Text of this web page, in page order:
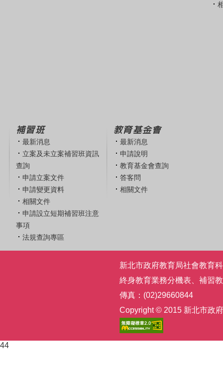
補習班
最新消息
立案及未立案補習班資訊
查詢
申請立案文件
申請變更資料
相關文件
申請設立短期補習班注意
事項
法規查詢專區
教育基金會
最新消息
申請說明
教育基金會查詢
答客問
相關文件
新北市政府教育局社會教育
終身教育業務分機表
補習
傳真：(02)29660844
Copyright © 2015 新北市政
44